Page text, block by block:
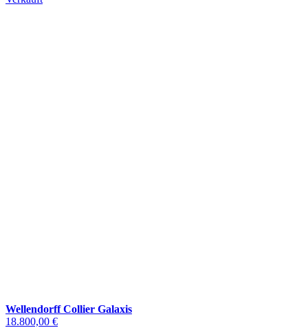
Wellendorff Collier Galaxis
18.800,00 €